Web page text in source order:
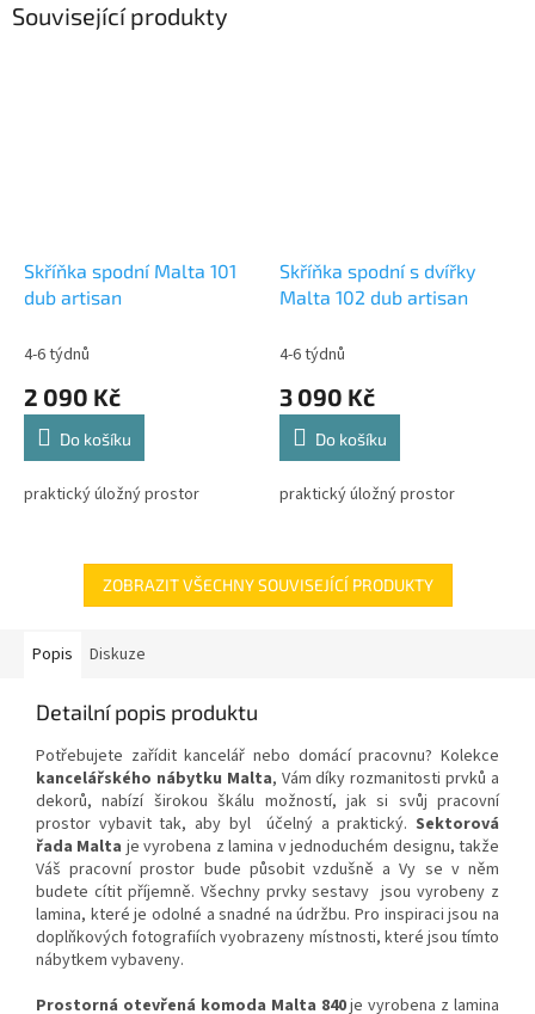
Související produkty
Skříňka spodní Malta 101
dub artisan
4-6 týdnů
2 090 Kč
Do košíku
praktický úložný prostor
Skříňka spodní s dvířky
Malta 102 dub artisan
4-6 týdnů
3 090 Kč
Do košíku
praktický úložný prostor
ZOBRAZIT VŠECHNY SOUVISEJÍCÍ PRODUKTY
Popis Diskuze
Detailní popis produktu
Potřebujete zařídit kancelář nebo domácí pracovnu? Kolekce
kancelářského nábytku Malta, Vám díky rozmanitosti prvků a
dekorů, nabízí širokou škálu možností, jak si svůj pracovní
prostor vybavit tak, aby byl účelný a praktický. Sektorová
řada Malta je vyrobena z lamina v jednoduchém designu, takže
Váš pracovní prostor bude působit vzdušně a Vy se v něm
budete cítit příjemně. Všechny prvky sestavy jsou vyrobeny z
lamina, které je odolné a snadné na údržbu. Pro inspiraci jsou na
doplňkových fotografiích vyobrazeny místnosti, které jsou tímto
nábytkem vybaveny.
Prostorná otevřená komoda Malta 840je vyrobena z lamina